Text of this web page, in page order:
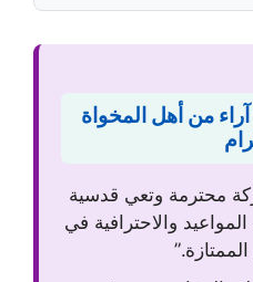
شهادات نعتز بها: 10 آراء من أهل المخواة
محترمة وتعي قدسية
والاحترافية في